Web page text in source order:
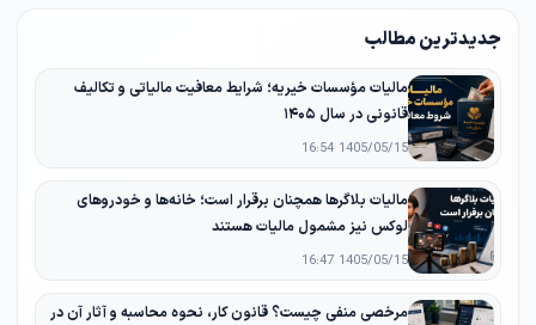
جدیدترین مطالب
مالیات مؤسسات خیریه؛ شرایط معافیت مالیاتی و تکالیف
قانونی در سال ۱۴۰۵
1405/05/15 16:54
مالیات بلاگرها همچنان برقرار است؛ خانه‌ها و خودروهای
لوکس نیز مشمول مالیات هستند
1405/05/15 16:47
مرخصی منفی چیست؟ قانون کار، نحوه محاسبه و آثار آن در